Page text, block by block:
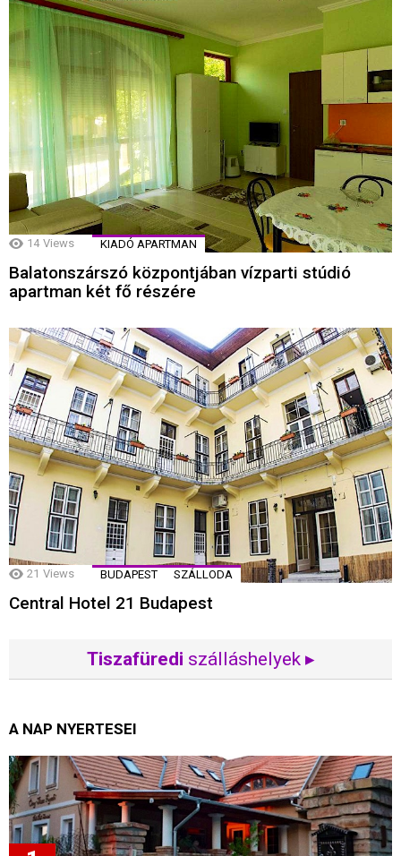
14 Views KIADÓ APARTMAN
Balatonszárszó központjában vízparti stúdió
apartman két fő részére
21 Views BUDAPEST SZÁLLODA
Central Hotel 21 Budapest
Tiszafüredi szálláshelyek ▸
A NAP NYERTESEI